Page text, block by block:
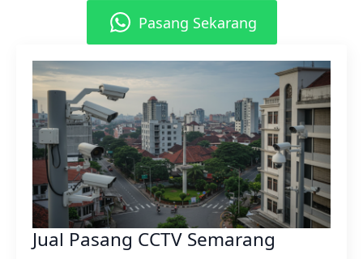
Pasang Sekarang
Jual Pasang CCTV Semarang